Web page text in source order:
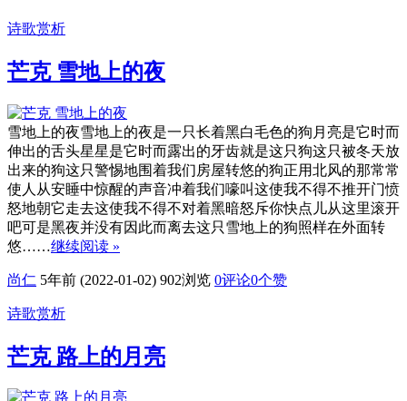
诗歌赏析
芒克 雪地上的夜
雪地上的夜雪地上的夜是一只长着黑白毛色的狗月亮是它时而
伸出的舌头星星是它时而露出的牙齿就是这只狗这只被冬天放
出来的狗这只警惕地围着我们房屋转悠的狗正用北风的那常常
使人从安睡中惊醒的声音冲着我们嚎叫这使我不得不推开门愤
怒地朝它走去这使我不得不对着黑暗怒斥你快点儿从这里滚开
吧可是黑夜并没有因此而离去这只雪地上的狗照样在外面转
悠……继续阅读 »
尚仁 5年前 (2022-01-02) 902浏览 0评论0个赞
诗歌赏析
芒克 路上的月亮